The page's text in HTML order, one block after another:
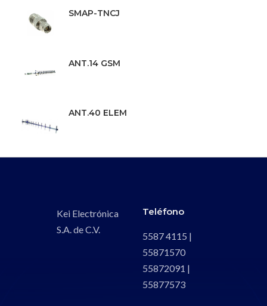
SMAP-TNCJ
ANT.14 GSM
ANT.40 ELEM
Kei Electrónica
S.A. de C.V.
Teléfono
5587 4115 |
55871570
55872091 |
55877573